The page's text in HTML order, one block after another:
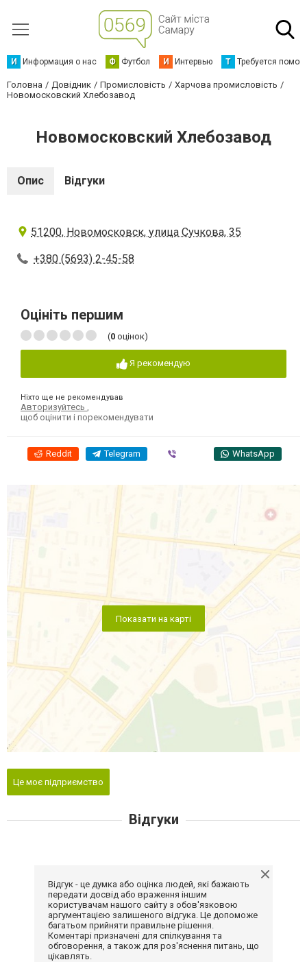
И Информация о нас Ф Футбол И Интервью Т Требуется
Головна Довідник Промисловість
Харчова промисловість
Новомосковский Хлебозавод
Новомосковский Хлебозавод
Опис Відгуки
51200, Новомосковск, улица Сучкова, 35
+380 (5693) 2-45-58
Оцініть першим
(0 оцінок)
Я рекомендую
Ніхто ще не рекомендував
Авторизуйтесь
щоб оцінити і порекомендувати
Reddit Telegram WhatsApp
Показати на карті
Це моє підприємство
Відгуки
Відгук - це думка або оцінка людей, які бажають
передати досвід або враження іншим
користувачам нашого сайту з обов'язковою
аргументацією залишеного відгука. Це допоможе
багатьом прийняти правильне рішення.
Коментарі призначені для спілкування та
обговорення, а також для роз'яснення питань, що
цікавлять.